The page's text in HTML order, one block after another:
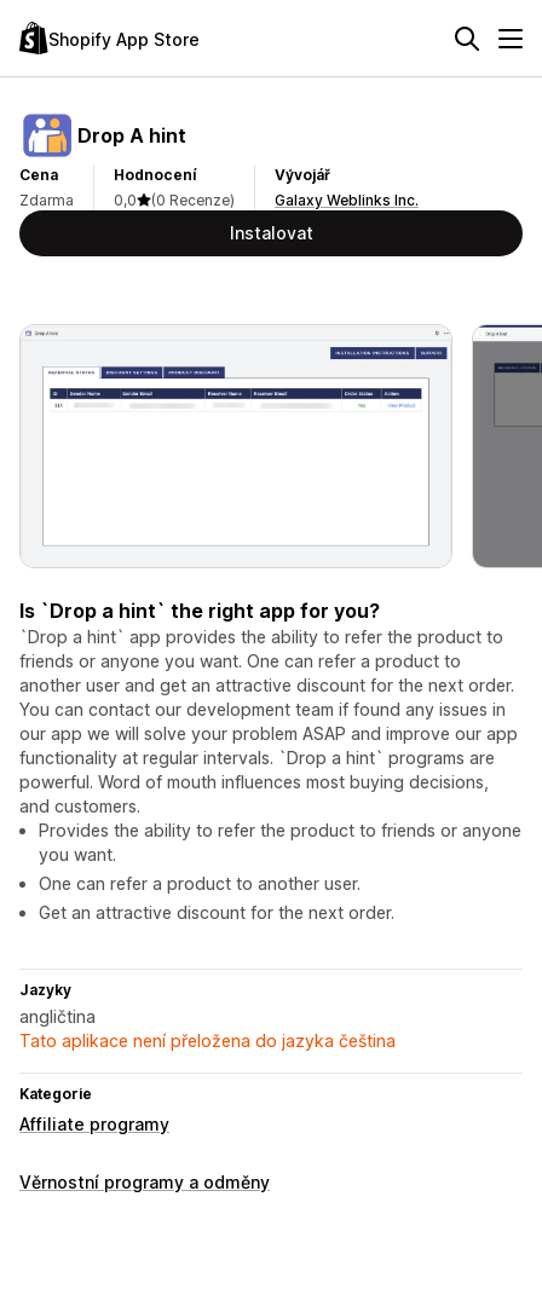
Shopify App Store
Drop A hint
Cena
Zdarma
Hodnocení
0,0
(0 Recenze)
Vývojář
Galaxy Weblinks Inc.
Instalovat
Is `Drop a hint` the right app for you?
`Drop a hint` app provides the ability to refer the product to
friends or anyone you want. One can refer a product to
another user and get an attractive discount for the next order.
You can contact our development team if found any issues in
our app we will solve your problem ASAP and improve our app
functionality at regular intervals. `Drop a hint` programs are
powerful. Word of mouth influences most buying decisions,
and customers.
Provides the ability to refer the product to friends or anyone
you want.
One can refer a product to another user.
Get an attractive discount for the next order.
Jazyky
angličtina
Tato aplikace není přeložena do jazyka čeština
Kategorie
Affiliate programy
Věrnostní programy a odměny